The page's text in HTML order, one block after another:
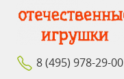
8 (495) 978-29-00